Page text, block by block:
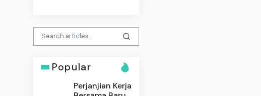
Popular
Perjanjian Kerja